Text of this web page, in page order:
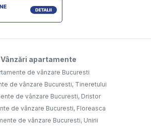
Vânzări apartamente
de vânzare Bucuresti
de vânzare Bucuresti, Tineretului
de vânzare Bucuresti, Dristor
de vânzare Bucuresti, Floreasca
de vânzare Bucuresti, Unirii